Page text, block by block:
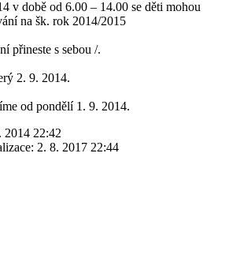
v době od 6.00 – 14.00 se děti mohou
na šk. rok 2014/2015
přineste s sebou /.
2. 9. 2014.
od pondělí 1. 9. 2014.
2014 22:42
2. 8. 2017 22:44